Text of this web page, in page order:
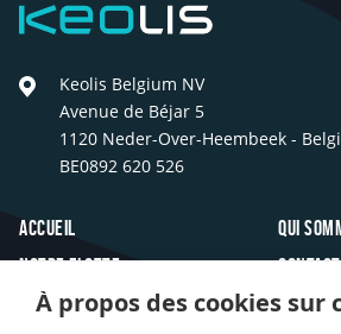
Keolis
Keolis Belgium NV
Avenue de Béjar 5
1120 Neder-Over-Heembeek -
BE0892 620 526
Footer
Accueil
Notre flotte
Inspirations
Qui
Contact
FAQ
À propos des cookies sur